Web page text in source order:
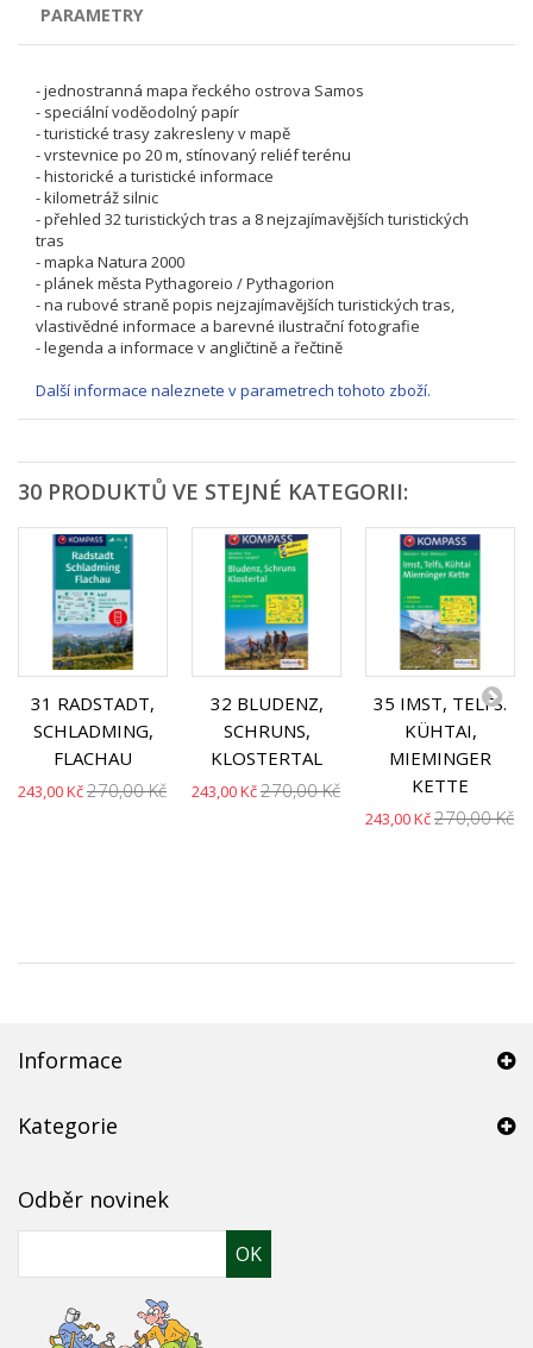
PARAMETRY
- jednostranná mapa řeckého ostrova Samos
- speciální voděodolný papír
- turistické trasy zakresleny v mapě
- vrstevnice po 20 m, stínovaný reliéf terénu
- historické a turistické informace
- kilometráž silnic
- přehled 32 turistických tras a 8 nejzajímavějších turistických
tras
- mapka Natura 2000
- plánek města Pythagoreio / Pythagorion
- na rubové straně popis nejzajímavějších turistických tras,
vlastivědné informace a barevné ilustrační fotografie
- legenda a informace v angličtině a řečtině
Další informace naleznete v parametrech tohoto zboží.
30 PRODUKTŮ VE STEJNÉ KATEGORII:
31 RADSTADT,
SCHLADMING,
FLACHAU
243,00 Kč270,00 Kč
32 BLUDENZ,
SCHRUNS,
KLOSTERTAL
243,00 Kč270,00 Kč
35 IMST, TELFS.
KÜHTAI,
MIEMINGER
KETTE
243,00 Kč270,00 Kč
Informace
Kategorie
Odběr novinek
OK